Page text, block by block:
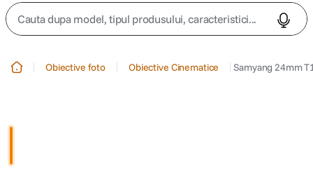
Cauta dupa model, tipul produsului, caracteristici...
Obiective foto Obiective Cinematice Samyang 24mm